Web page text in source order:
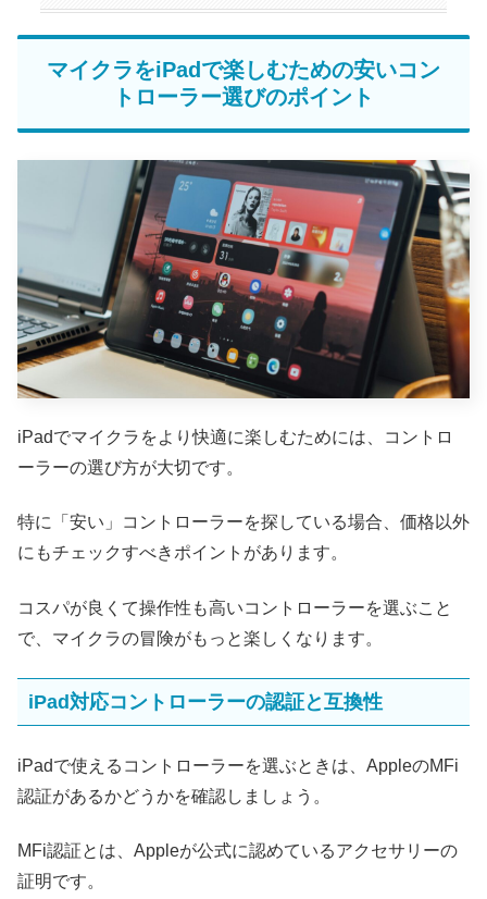
マイクラをiPadで楽しむための安いコン
トローラー選びのポイント
iPadでマイクラをより快適に楽しむためには、コントロ
ーラーの選び方が大切です。
特に「安い」コントローラーを探している場合、価格以外
にもチェックすべきポイントがあります。
コスパが良くて操作性も高いコントローラーを選ぶこと
で、マイクラの冒険がもっと楽しくなります。
iPad対応コントローラーの認証と互換性
iPadで使えるコントローラーを選ぶときは、AppleのMFi
認証があるかどうかを確認しましょう。
MFi認証とは、Appleが公式に認めているアクセサリーの
証明です。